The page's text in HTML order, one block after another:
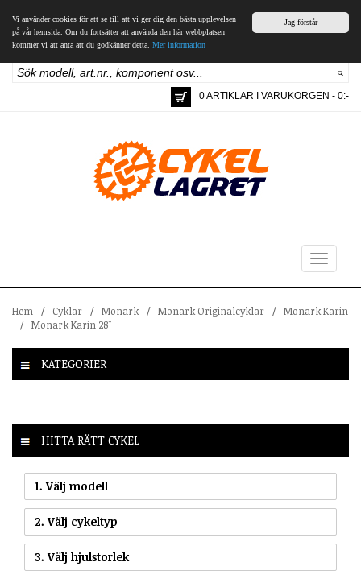
Jag förstår
Vi använder cookies för att se till att vi ger dig den bästa upplevelsen
på vår hemsida. Om du fortsätter att använda den här webbplatsen
kommer vi att anta att du godkänner detta. Mer information
0 ARTIKLAR I VARUKORGEN - 0:-
Toggle
navigation
Hem / Cyklar / Monark / Monark Originalcyklar / Monark Karin
/ Monark Karin 28"
KATEGORIER
HITTA RÄTT CYKEL
1. Välj modell
2. Välj cykeltyp
3. Välj hjulstorlek